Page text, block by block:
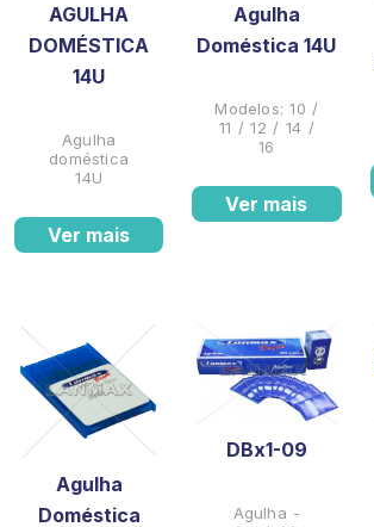
AGULHA
DOMÉSTICA
14U
Agulha
doméstica
14U
Ver mais
Agulha
Doméstica 14U
Modelos: 10 /
11 / 12 / 14 /
16
Ver mais
Agulha
Doméstica
DBx1-09
Agulha -